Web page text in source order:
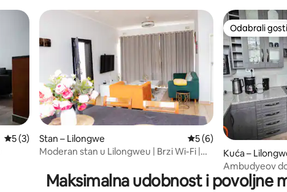
Prosječna ocjena: 5/5, recenzija: 3
5 (3)
Stan – Lilongwe Prosječna ocjena: 5/5,
5 (6)
Moderan stan u Lilongweu | Brzi Wi-Fi |
Odabrali gosti
Odabrali gosti
Kuća –
Ambudyeov
Maksimalna udobnost i povoljne